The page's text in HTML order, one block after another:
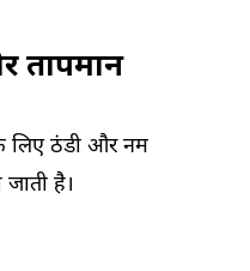
लिए ठंडी और नम
है।